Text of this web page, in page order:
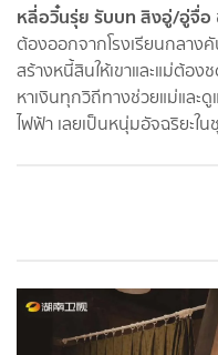
หลี่อวิ๋นรุ่ย รับบท สิงอู่/อู่จื่อ
ต้องออกจากโรงเรียนกลาง
สร้างหนี้สินให้เขาและแม่ต้อง
หาเงินทุกวิถีทางช่วยแม่และ
ไฟฟ้า เลยเป็นหนุ่มอัจฉริยะใ